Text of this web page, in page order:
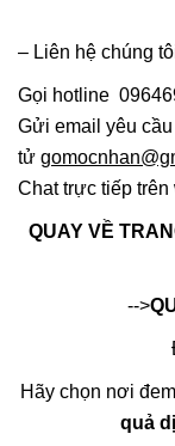
– Liên hệ chúng
Gọi hotline
Gửi email yêu
tử
Chat trực tiếp trên
QUAY VỀ
-->Q
Hãy chọn nơi
quả